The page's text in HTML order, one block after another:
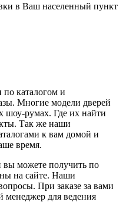
в Ваш населенный пункт
каталогом и
Многие модели дверей
румах. Где их найти
Так же наши
к вам домой и
время.
вы можете получить по
на сайте. Наши
При заказе за вами
менеджер для ведения